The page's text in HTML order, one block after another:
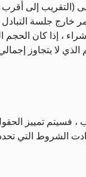
لا يتجاوز